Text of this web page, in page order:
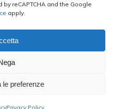
reCAPTCHA and the Google
apply.
le preferenze
Privacy Policy
del Capo ©